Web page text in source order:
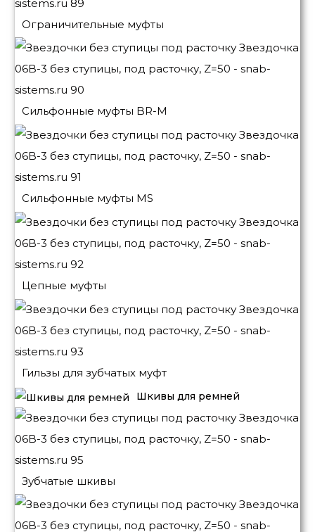
Ограничительные муфты
Сильфонные муфты BR-M
Сильфонные муфты MS
Цепные муфты
Гильзы для зубчатых муфт
Шкивы для ремней
Зубчатые шкивы